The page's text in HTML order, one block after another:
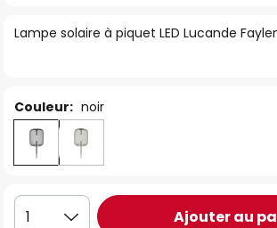
the
Lampe solaire à piquet LED Lucande
Couleur: noir
1 Ajouter au